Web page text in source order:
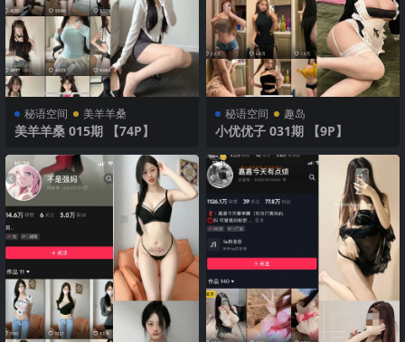
秘语空间 美羊羊桑
美羊羊桑 015期 【74P】
秘语空间 趣岛
小优优子 031期 【9P】